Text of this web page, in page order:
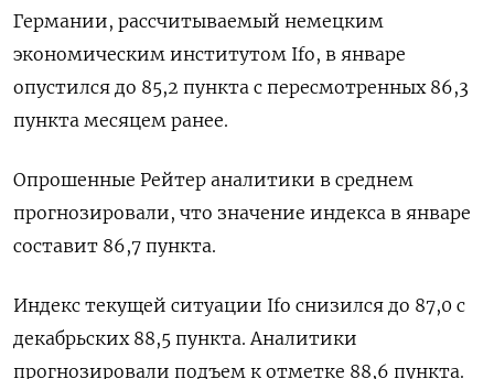
Германии, рассчитываемый немецким
экономическим институтом Ifo, в январе
опустился до 85,2 пункта с пересмотренных 86,3
пункта месяцем ранее.
Опрошенные Рейтер аналитики в среднем
прогнозировали, что значение индекса в январе
составит 86,7 пункта.
Индекс текущей ситуации Ifo снизился до 87,0 с
декабрьских 88,5 пункта. Аналитики
прогнозировали подъем к отметке 88,6 пункта.